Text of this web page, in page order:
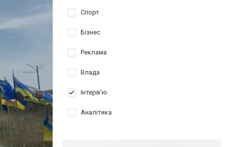
Спорт
Бізнес
Реклама
Влада
Інтерв'ю
Аналітика